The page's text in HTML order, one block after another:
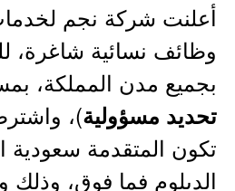
أعلنت شركة نجم
وظائف نسائية شاغرة،
بجميع مدن المملكة،
تحديد مسؤولية)،
تكون المتقدمة سعودية
الدبلوم فما فوق، وذلك